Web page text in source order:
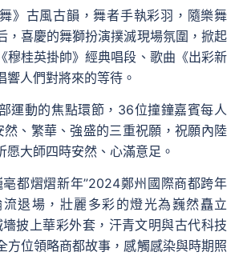
古風古韻，舞者手執彩羽，隨樂舞
，喜慶的舞獅扮演撲滅現場氛圍，掀起
穆桂英掛帥》經典唱段、歌曲《出彩新
響人們對將來的等待。
動的焦點環節，36位撞鐘嘉賓每人
、繁華、強盛的三重祝願，祝願內陸
愿大師四時安然、心滿意足。
都熠熠新年”2024鄭州國際商都跨年
退場，壯麗多彩的燈光為巍然矗立
披上華彩外套，汗青文明與古代科技
方位領略商都故事，感觸感染與時期照